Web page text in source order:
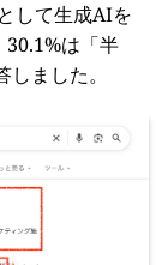
して生成AIを
30.1%は「半
ました。